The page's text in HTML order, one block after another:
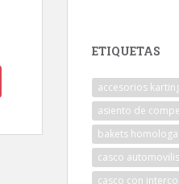
ETIQUETAS
accesorios
asiento de
bakets
casco
casco con